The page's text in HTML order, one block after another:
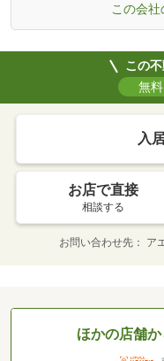
この会
この
無
入
お店で直接
相談する
お問い合わせ先 ア
ほかの店舗か